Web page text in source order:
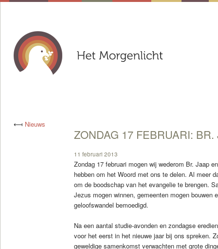
⟻ Nieuws
ZONDAG 17 FEBRUARI: BR.
11 februari 2013
Zondag 17 februari mogen wij wederom Br. Jaap
hebben om het Woord met ons te delen. Al meer
om de boodschap van het evangelie te brengen.
Jezus mogen winnen, gemeenten mogen bouwen
geloofswandel bemoedigd.
Na een aantal studie-avonden en zondagse
voor het eerst in het nieuwe jaar bij ons spreken.
geweldige samenkomst verwachten met grote